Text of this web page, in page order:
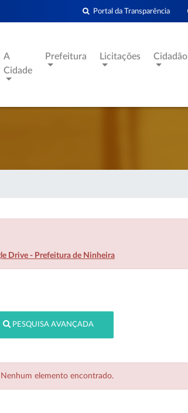
Portal da Transparência
A
Cidade
Prefeitura Licitações Cidadão
Drive - Prefeitura de Ninheira
PESQUISA AVANÇADA
Nenhum elemento encontrado.